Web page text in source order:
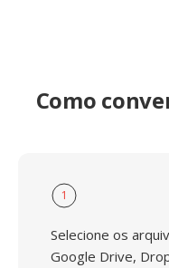
Como
1
Selecione os
Google Drive,